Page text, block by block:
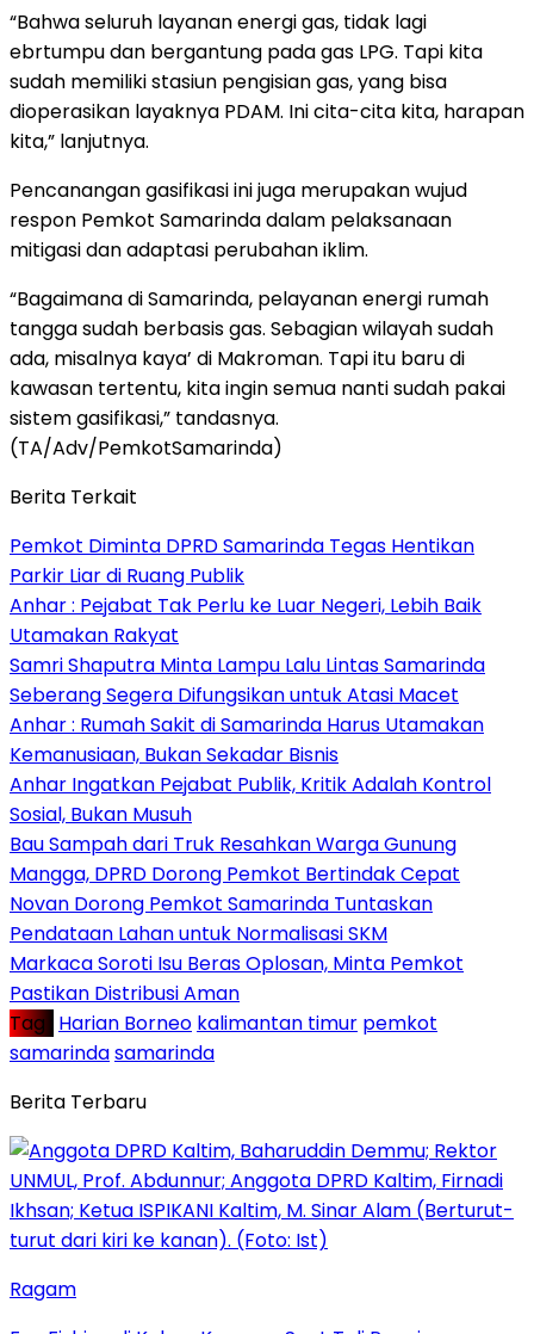
“Bahwa seluruh layanan energi gas, tidak lagi
ebrtumpu dan bergantung pada gas LPG. Tapi kita
sudah memiliki stasiun pengisian gas, yang bisa
dioperasikan layaknya PDAM. Ini cita-cita kita, harapan
kita,” lanjutnya.
Pencanangan gasifikasi ini juga merupakan wujud
respon Pemkot Samarinda dalam pelaksanaan
mitigasi dan adaptasi perubahan iklim.
“Bagaimana di Samarinda, pelayanan energi rumah
tangga sudah berbasis gas. Sebagian wilayah sudah
ada, misalnya kaya’ di Makroman. Tapi itu baru di
kawasan tertentu, kita ingin semua nanti sudah pakai
sistem gasifikasi,” tandasnya.
(TA/Adv/PemkotSamarinda)
Berita Terkait
Pemkot Diminta DPRD Samarinda Tegas Hentikan
Parkir Liar di Ruang Publik
Anhar : Pejabat Tak Perlu ke Luar Negeri, Lebih Baik
Utamakan Rakyat
Samri Shaputra Minta Lampu Lalu Lintas Samarinda
Seberang Segera Difungsikan untuk Atasi Macet
Anhar : Rumah Sakit di Samarinda Harus Utamakan
Kemanusiaan, Bukan Sekadar Bisnis
Anhar Ingatkan Pejabat Publik, Kritik Adalah Kontrol
Sosial, Bukan Musuh
Bau Sampah dari Truk Resahkan Warga Gunung
Mangga, DPRD Dorong Pemkot Bertindak Cepat
Novan Dorong Pemkot Samarinda Tuntaskan
Pendataan Lahan untuk Normalisasi SKM
Markaca Soroti Isu Beras Oplosan, Minta Pemkot
Pastikan Distribusi Aman
Tag : Harian Borneo kalimantan timur pemkot
samarindasamarinda
Berita Terbaru
Ragam